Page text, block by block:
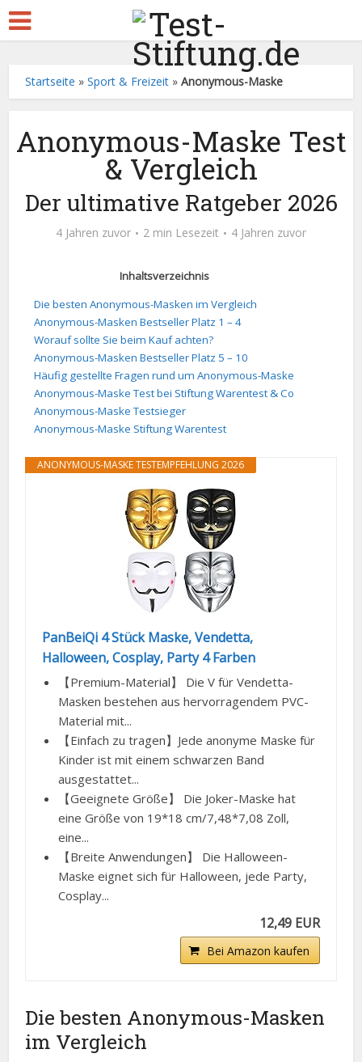
Startseite »Sport & Freizeit »Anonymous-Maske
Anonymous-Maske Test
& Vergleich
Der ultimative Ratgeber 2026
4 Jahren zuvor 2 min Lesezeit 4 Jahren zuvor
Inhaltsverzeichnis
Die besten Anonymous-Masken im Vergleich
Anonymous-Masken Bestseller Platz 1 – 4
Worauf sollte Sie beim Kauf achten?
Anonymous-Masken Bestseller Platz 5 – 10
Häufig gestellte Fragen rund um Anonymous-Maske
Anonymous-Maske Test bei Stiftung Warentest & Co
Anonymous-Maske Testsieger
Anonymous-Maske Stiftung Warentest
ANONYMOUS-MASKE TESTEMPFEHLUNG 2026
PanBeiQi 4 Stück Maske, Vendetta,
Halloween, Cosplay, Party 4 Farben
【Premium-Material】 Die V für Vendetta-
Masken bestehen aus hervorragendem PVC-
Material mit...
【Einfach zu tragen】Jede anonyme Maske für
Kinder ist mit einem schwarzen Band
ausgestattet...
【Geeignete Größe】 Die Joker-Maske hat
eine Größe von 19*18 cm/7,48*7,08 Zoll,
eine...
【Breite Anwendungen】 Die Halloween-
Maske eignet sich für Halloween, jede Party,
Cosplay...
12,49 EUR
Bei Amazon kaufen
Die besten Anonymous-Masken
im Vergleich